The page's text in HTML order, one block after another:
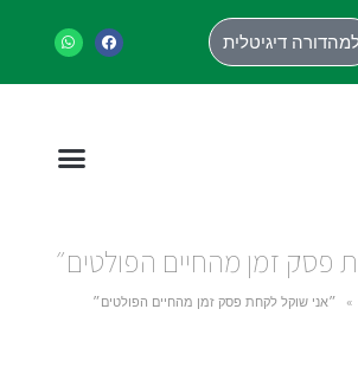
דיגיטלית
פסק זמן מהחיים הפולטים״
» ״אני שוקל לקחת פסק זמן מהחיים הפולטים״